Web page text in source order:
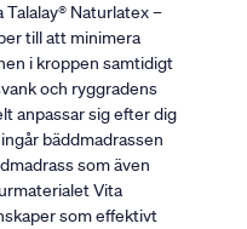
Naturlatex –
till att minimera
i kroppen samtidigt
och ryggradens
anpassar sig efter dig
bäddmadrassen
som även
Vita
som effektivt